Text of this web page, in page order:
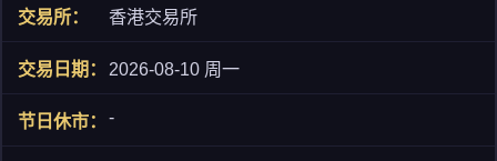
香港交易所
2026-08-10 周一
-